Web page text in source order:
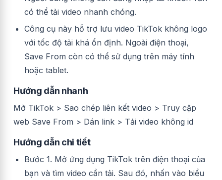
có thể tải video nhanh chóng.
Công cụ này hỗ trợ lưu video TikTok không logo
với tốc độ tải khá ổn định. Ngoài điện thoại,
Save From còn có thể sử dụng trên máy tính
hoặc tablet.
Hướng dẫn nhanh
Mở TikTok > Sao chép liên kết video > Truy cập
web Save From > Dán link > Tải video không id
Hướng dẫn chi tiết
Bước 1. Mở ứng dụng TikTok trên điện thoại của
bạn và tìm video cần tải. Sau đó, nhấn vào biểu